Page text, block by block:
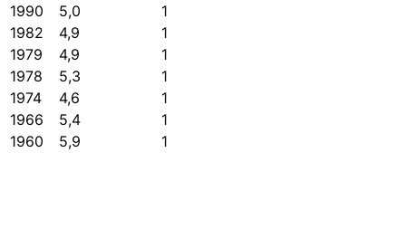
1990
5,0
1
1982
4,9
1
1979
4,9
1
1978
5,3
1
1974
4,6
1
1966
5,4
1
1960
5,9 1